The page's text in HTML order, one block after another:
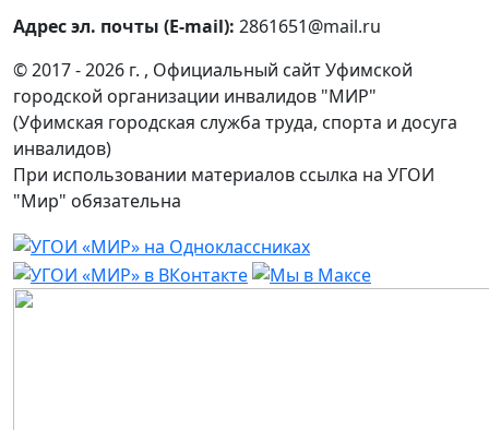
Адрес эл. почты (E-mail): 2861651@mail.ru
© 2017 - 2026 г. , Официальный сайт Уфимской
городской организации инвалидов "МИР"
(Уфимская городская служба труда, спорта и досуга
инвалидов)
При использовании материалов ссылка на УГОИ
"Мир" обязательна